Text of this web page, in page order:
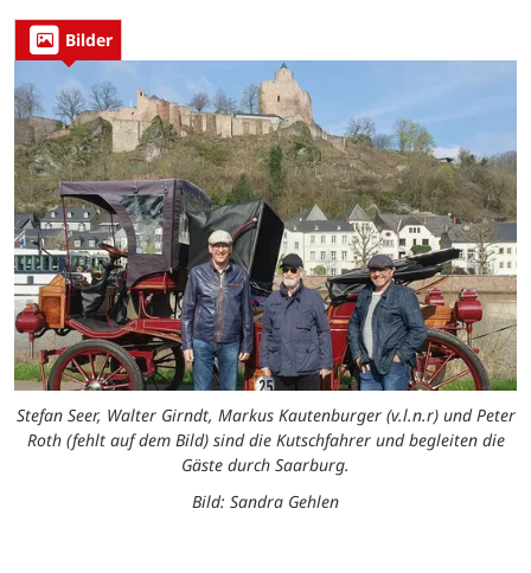
Bilder
Stefan Seer, Walter Girndt, Markus Kautenburger (v.l.n.r) und Peter
Roth (fehlt auf dem Bild) sind die Kutschfahrer und begleiten die
Gäste durch Saarburg.
Bild: Sandra Gehlen